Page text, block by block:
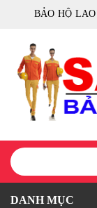
BẢO HỘ
DANH MỤC